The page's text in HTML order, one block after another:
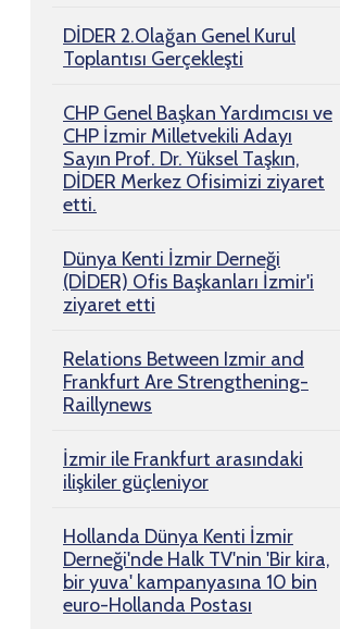
DİDER 2.Olağan Genel Kurul
Toplantısı Gerçekleşti
CHP Genel Başkan Yardımcısı ve
CHP İzmir Milletvekili Adayı
Sayın Prof. Dr. Yüksel Taşkın,
DİDER Merkez Ofisimizi ziyaret
etti.
Dünya Kenti İzmir Derneği
(DİDER) Ofis Başkanları İzmir'i
ziyaret etti
Relations Between Izmir and
Frankfurt Are Strengthening-
Raillynews
İzmir ile Frankfurt arasındaki
ilişkiler güçleniyor
Hollanda Dünya Kenti İzmir
Derneği'nde Halk TV'nin 'Bir kira,
bir yuva' kampanyasına 10 bin
euro-Hollanda Postası